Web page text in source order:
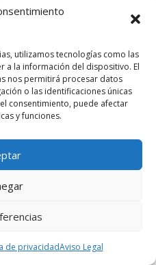
utilizamos tecnologías como las
a la información del dispositivo. El
nos permitirá procesar datos
o las identificaciones únicas
consentimiento, puede afectar
y funciones.
de privacidadAviso Legal
–
Legal
– 2025